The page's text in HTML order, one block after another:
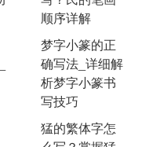
顺序详解
梦字小篆的正
确写法_详细解
析梦字小篆书
写技巧
猛的繁体字怎